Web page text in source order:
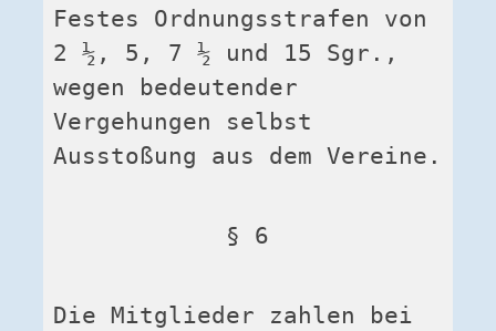
Festes Ordnungsstrafen von
2 ½‚ 5, 7 ½ und 15 Sgr.,
wegen bedeutender
Vergehungen selbst
Ausstoßung aus dem Vereine.
§ 6
Die Mitglieder zahlen bei